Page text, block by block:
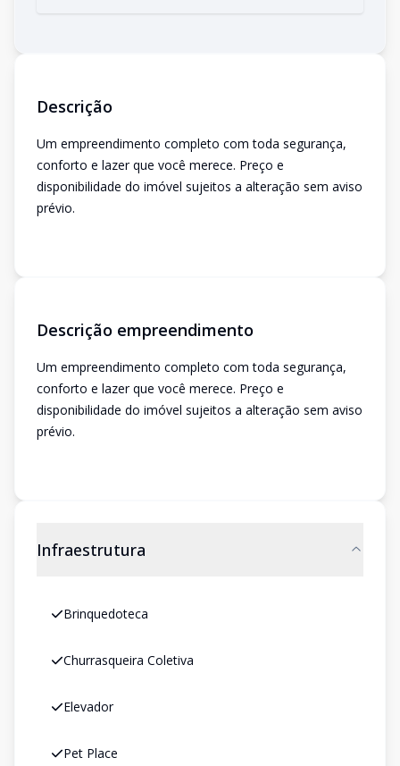
Descrição
Um empreendimento completo com toda segurança,
conforto e lazer que você merece. Preço e
disponibilidade do imóvel sujeitos a alteração sem aviso
prévio.
Descrição empreendimento
Um empreendimento completo com toda segurança,
conforto e lazer que você merece. Preço e
disponibilidade do imóvel sujeitos a alteração sem aviso
prévio.
Infraestrutura
Brinquedoteca
Churrasqueira Coletiva
Elevador
Pet Place